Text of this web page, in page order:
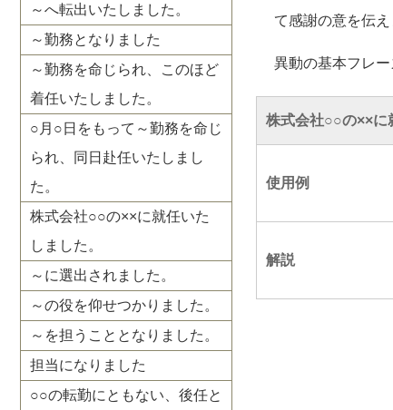
て感謝の意を伝え
異動の基本フレー
株式会社○○の××に
使用例
解説
～へ転出いたしました。
～勤務となりました
～勤務を命じられ、このほど
着任いたしました。
○月○日をもって～勤務を命じ
られ、同日赴任いたしまし
た。
株式会社○○の××に就任いた
しました。
～に選出されました。
～の役を仰せつかりました。
～を担うこととなりました。
担当になりました
○○の転勤にともない、後任と